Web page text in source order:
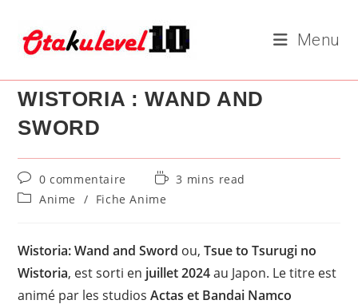
content
Menu
WISTORIA : WAND AND
SWORD
Commentaires
de
la
0 commentaire
Temps
lecture :
3 mins read
PostAnime / Fiche Anime
Wistoria: Wand and Sword ou,Tsue to Tsurugi no
Wistoria, est sorti en juillet 2024au Japon. Le titre est
animé par les studiosActas et Bandai Namco